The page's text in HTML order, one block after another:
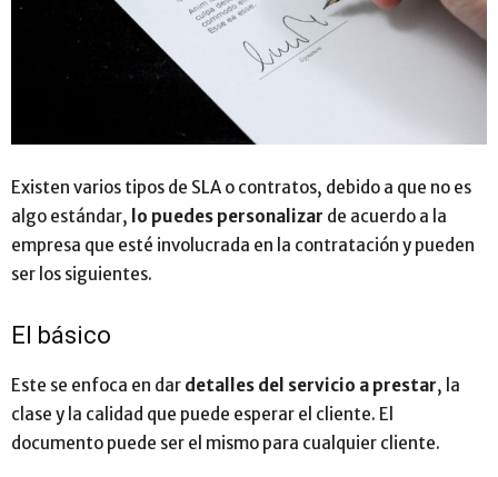
Existen varios tipos de SLA o contratos, debido a que no es
algo estándar, lo puedes personalizar de acuerdo a la
empresa que esté involucrada en la contratación y pueden
ser los siguientes.
El básico
Este se enfoca en dar detalles del servicio a prestar, la
clase y la calidad que puede esperar el cliente. El
documento puede ser el mismo para cualquier cliente.